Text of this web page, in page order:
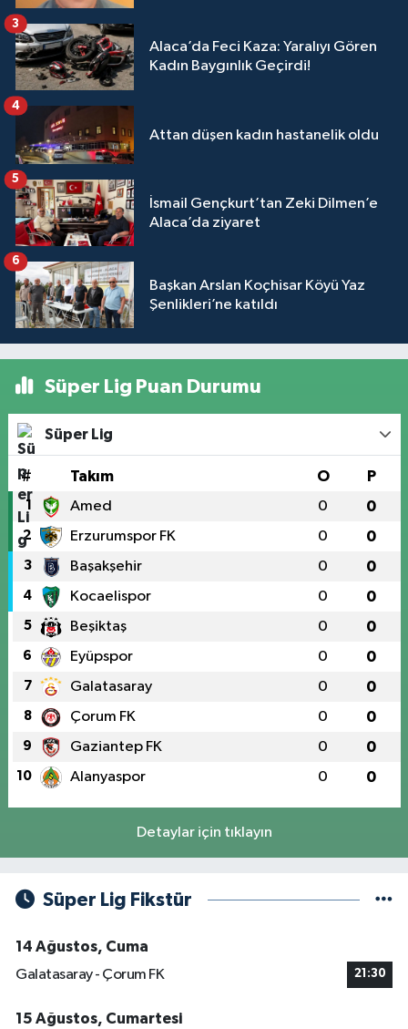
Alaca’da Feci Kaza: Yaralıyı Gören
Kadın Baygınlık Geçirdi!
3
Attan düşen kadın hastanelik oldu
4
İsmail Gençkurt’tan Zeki Dilmen’e
Alaca’da ziyaret
5
Başkan Arslan Koçhisar Köyü Yaz
Şenlikleri’ne katıldı
6
Süper Lig Puan Durumu
Süper Lig
# Takım O P
1 Amed 0 0
2 Erzurumspor FK 0 0
3 Başakşehir 0 0
4 Kocaelispor 0 0
5 Beşiktaş 0 0
6 Eyüpspor 0 0
7 Galatasaray 0 0
8 Çorum FK 0 0
9 Gaziantep FK 0 0
10 Alanyaspor 0 0
Detaylar için tıklayın
Süper Lig Fikstür
14 Ağustos, Cuma
Galatasaray - Çorum FK
21:30
15 Ağustos, Cumartesi